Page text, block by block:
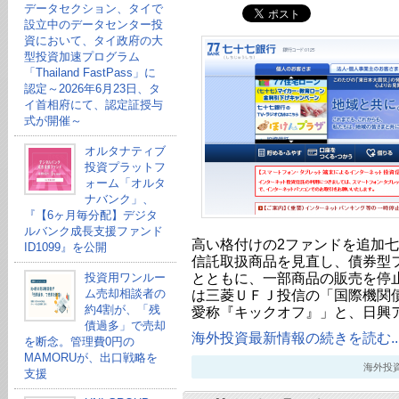
データセクション、タイで
設立中のデータセンター投
資において、タイ政府の大
型投資加速プログラム
「Thailand FastPass」に
認定～2026年6月23日、タ
イ首相府にて、認定証授与
式が開催～
オルタナティブ
投資プラットフ
ォーム「オルタ
ナバンク」、
『【6ヶ月毎分配】デジタ
ルバンク成長支援ファンド
ID1099』を公開
投資用ワンルー
ム売却相談者の
約4割が、「残
債過多」で売却
を断念。管理費0円の
MAMORUが、出口戦略を
支援
高い格付けの2ファンドを追加
信託取扱商品を見直し、債券型
とともに、一部商品の販売を停
は三菱ＵＦＪ投信の「国際機
愛称『キックオフ』」と、日
海外投資最新情報の続きを読む
海外投